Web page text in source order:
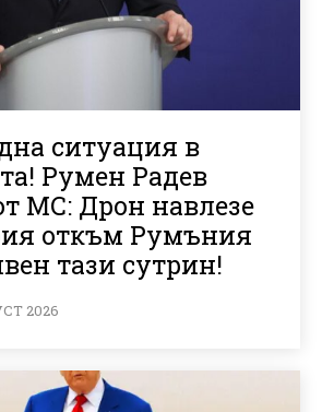
ситуация в
Румен Радев
МС: Дрон навлезе
откъм Румъния
тази сутрин!
2026